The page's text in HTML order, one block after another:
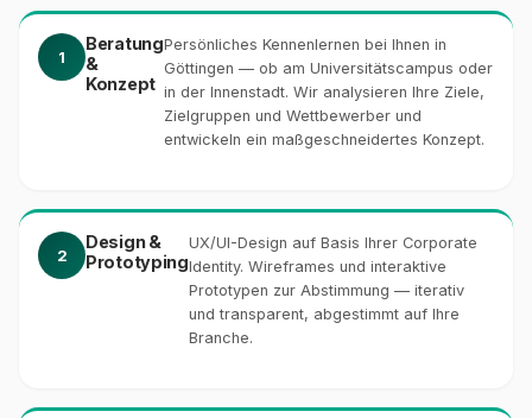
1
Beratung
&
Konzept
Persönliches Kennenlernen bei Ihnen in
Göttingen — ob am Universitätscampus oder
in der Innenstadt. Wir analysieren Ihre Ziele,
Zielgruppen und Wettbewerber und
entwickeln ein maßgeschneidertes Konzept.
2
Design &
Prototyping
UX/UI-Design auf Basis Ihrer Corporate
Identity. Wireframes und interaktive
Prototypen zur Abstimmung — iterativ
und transparent, abgestimmt auf Ihre
Branche.